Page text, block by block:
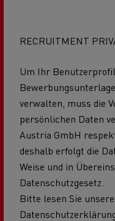
RECRUITMENT
Um Ihr
verwalten, muss die
persönlichen Daten
Austria GmbH
deshalb erfolgt die
Weise und in
Datenschutzgesetz.
Bitte lesen Sie